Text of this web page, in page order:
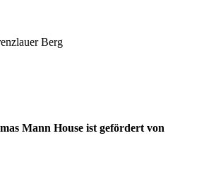
Berg
Mann House ist gefördert von